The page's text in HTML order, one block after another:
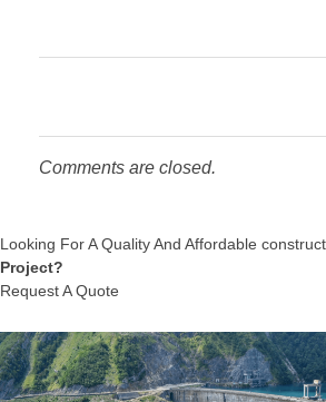
Comments are closed.
Looking For A Quality And Affordable
Project?
Request A Quote